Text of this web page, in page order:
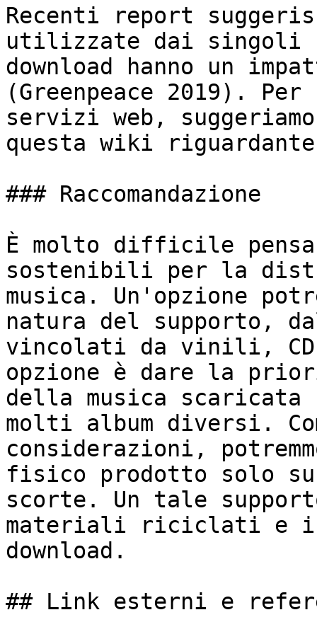
Recenti report
utilizzate dai singoli
download hanno un
(Greenpeace 2019).
servizi web,
questa wiki
### Raccomandazione
È molto difficile
sostenibili per la
musica. Un'opzione
natura del supporto,
vincolati da vinili,
opzione è dare la
della musica
molti album diversi.
considerazioni,
fisico prodotto solo
scorte. Un tale
materiali riciclati e
download.
## Link esterni e